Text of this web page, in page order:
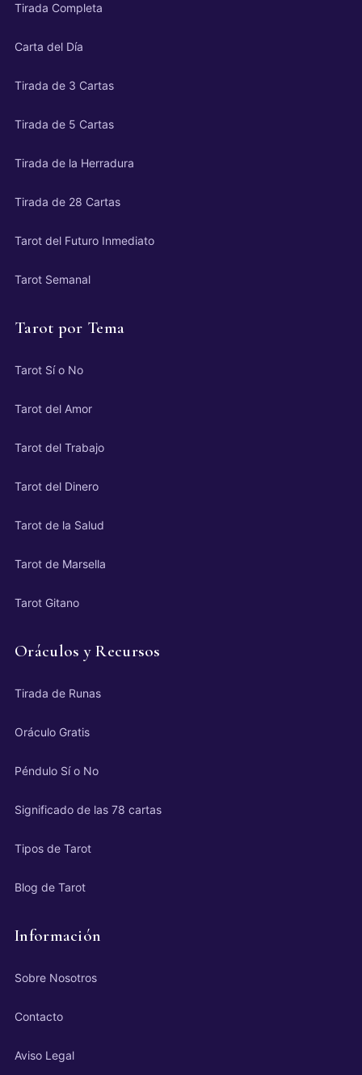
Tirada Completa
Carta del Día
Tirada de 3 Cartas
Tirada de 5 Cartas
Tirada de la Herradura
Tirada de 28 Cartas
Tarot del Futuro Inmediato
Tarot Semanal
Tarot por Tema
Tarot Sí o No
Tarot del Amor
Tarot del Trabajo
Tarot del Dinero
Tarot de la Salud
Tarot de Marsella
Tarot Gitano
Oráculos y Recursos
Tirada de Runas
Oráculo Gratis
Péndulo Sí o No
Significado de las 78 cartas
Tipos de Tarot
Blog de Tarot
Información
Sobre Nosotros
Contacto
Aviso Legal